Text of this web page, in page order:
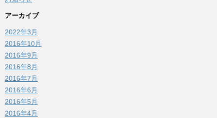
アーカイブ
2022年3月
2016年10月
2016年9月
2016年8月
2016年7月
2016年6月
2016年5月
2016年4月